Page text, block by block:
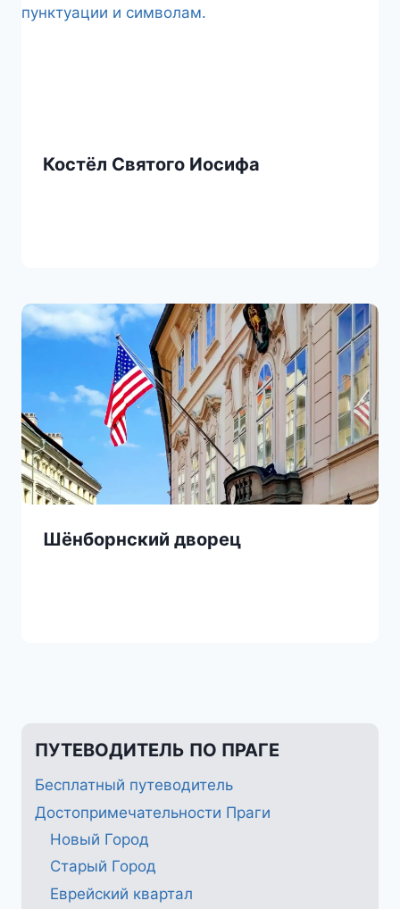
Костёл Святого Иосифа
Шёнборнский дворец
ПУТЕВОДИТЕЛЬ ПО ПРАГЕ
Бесплатный путеводитель
Достопримечательности Праги
Новый Город
Старый Город
Еврейский квартал